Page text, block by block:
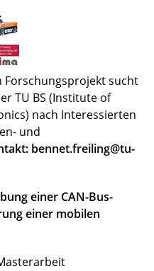
Forschungsprojekt sucht
TU BS (Institute of
nach Interessierten
und
bennet.freiling@tu-
einer CAN-Bus-
einer mobilen